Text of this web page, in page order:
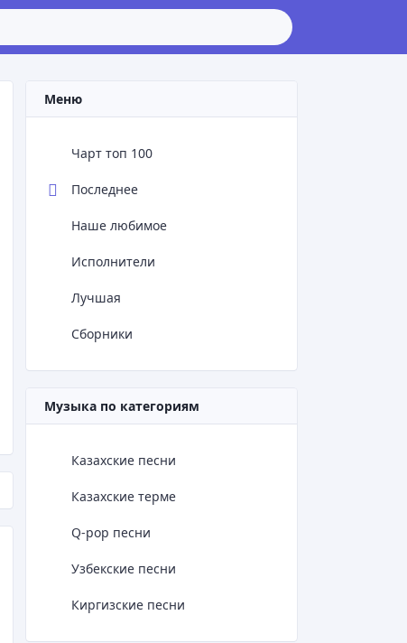
Меню
Чарт топ 100
Последнее
Наше любимое
Исполнители
Лучшая
Сборники
Музыка по категориям
Казахские песни
Казахские терме
Q-pop песни
Узбекские песни
Киргизские песни